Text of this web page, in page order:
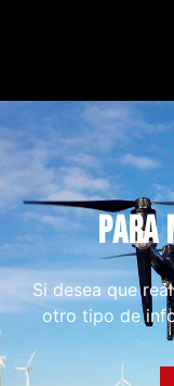
PARA
Si desea que
otro tipo de